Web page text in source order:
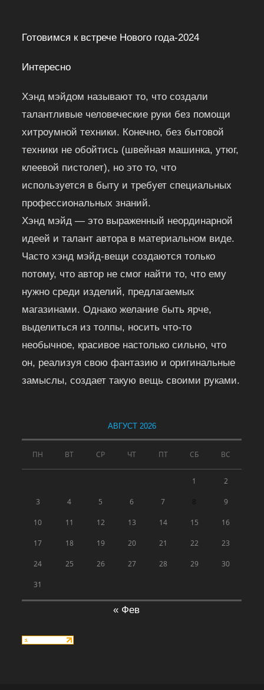
Готовимся к встрече Нового года-2024
Интересно
Хэнд мэйдом называют то, что создали
талантливые человеческие руки без помощи
хитроумной техники. Конечно, без бытовой
техники не обойтись (швейная машинка, утюг,
клеевой пистолет), но это то, что
используется в быту и требует специальных
профессиональных знаний.
Хэнд мэйд — это выраженный неординарной
идеей и талант автора в материальном виде.
Часто хэнд мэйд-вещи создаются только
потому, что автор не смог найти то, что ему
нужно среди изделий, предлагаемых
магазинами. Однако желание быть ярче,
выделиться из толпы, носить что-то
необычное, красивое настолько сильно, что
он, реализуя свою фантазию и оригинальные
замыслы, создает такую вещь своими руками.
АВГУСТ 2026
ПН ВТ СР ЧТ ПТ СБ ВС
1 2
3 4 5 6 7 9
10 11 12 13 14 15 16
17 18 19 20 21 22 23
24 25 26 27 28 29 30
31
« Фев